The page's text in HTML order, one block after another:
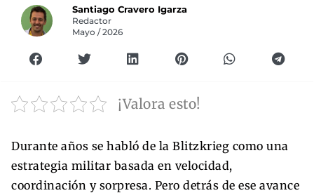
Santiago Cravero Igarza
Redactor
Mayo / 2026
¡Valora esto!
Durante años se habló de la Blitzkrieg como una
estrategia militar basada en velocidad,
coordinación y sorpresa. Pero detrás de ese avance